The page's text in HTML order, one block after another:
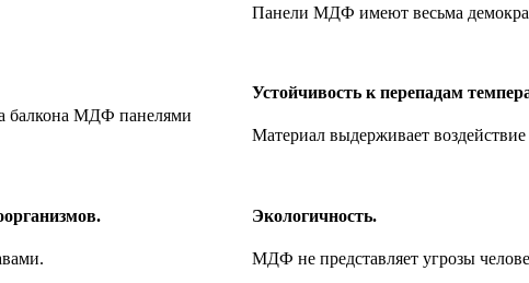
балкона МДФ панелями
Панели МДФ имеют весьма
Устойчивость к перепадам
Материал выдерживает
Экологичность.
МДФ не представляет угрозы